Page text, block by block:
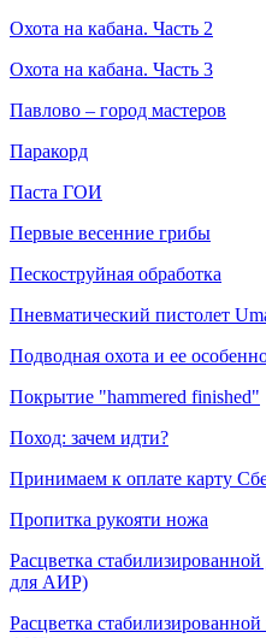
Охота на кабана. Часть 2
Охота на кабана. Часть 3
Павлово – город мастеров
Паракорд
Паста ГОИ
Первые весенние грибы
Пескоструйная обработка
Пневматический пистолет
Подводная охота и ее
Покрытие "hammered finished"
Поход: зачем идти?
Принимаем к оплате карту
Пропитка рукояти ножа
Расцветка
для АИР)
Расцветка